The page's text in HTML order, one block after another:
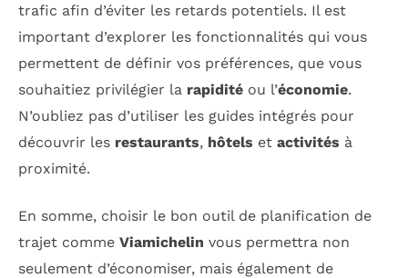
trafic afin d’éviter les retards potentiels. Il est
important d’explorer les fonctionnalités qui vous
permettent de définir vos préférences, que vous
souhaitiez privilégier la rapidité ou l’économie.
N’oubliez pas d’utiliser les guides intégrés pour
découvrir les restaurants, hôtels et activités à
proximité.
En somme, choisir le bon outil de planification de
trajet comme Viamichelin vous permettra non
seulement d’économiser, mais également de